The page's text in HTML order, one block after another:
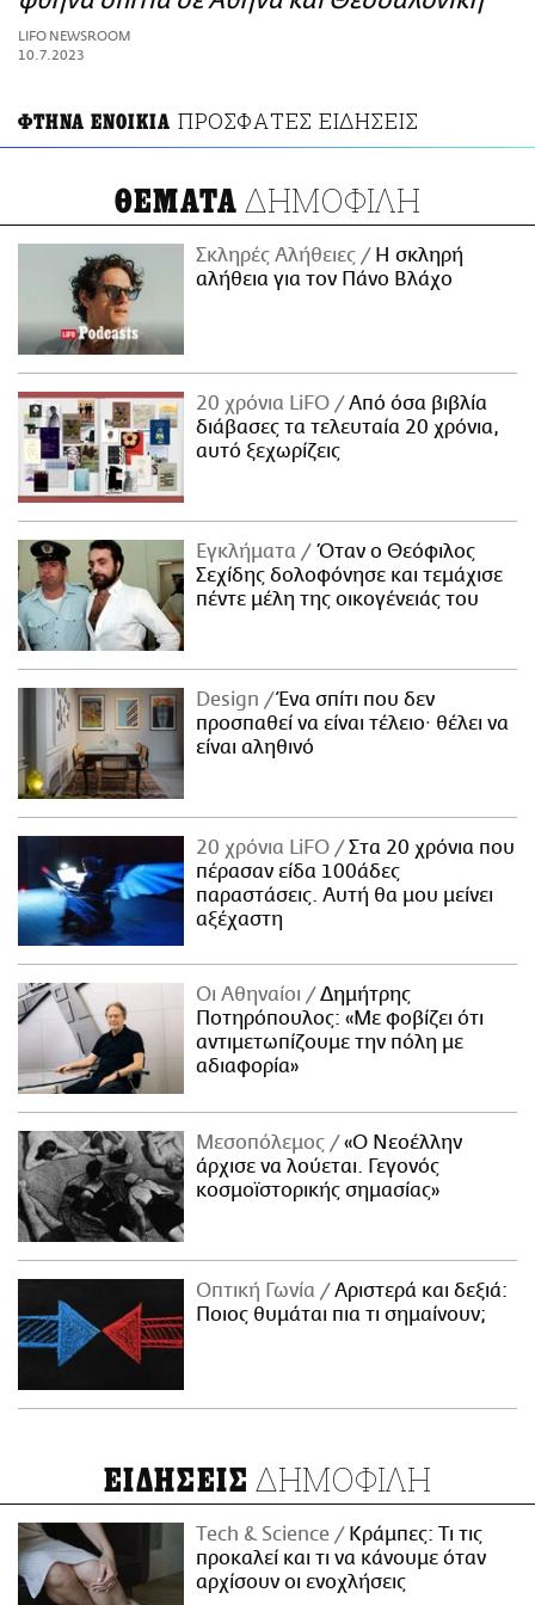
ΑΜΠΑ
PRINT
LIFO NEWSROOM
10.7.2023
ΦΤΗΝΑ ΕΝΟΙΚΙΑ ΠΡΟΣΦΑΤΕΣ ΕΙΔΗΣΕΙΣ
ΘΕΜΑΤΑ ΔΗΜΟΦΙΛΗ
Σκληρές Αλήθειες
H σκληρή
αλήθεια για τον Πάνο Βλάχο
20 χρόνια LiFO
Από όσα βιβλία
διάβασες τα τελευταία 20 χρόνια,
αυτό ξεχωρίζεις
Εγκλήματα
Όταν ο Θεόφιλος
Σεχίδης δολοφόνησε και τεμάχισε
πέντε μέλη της οικογένειάς του
Design
Ένα σπίτι που δεν
προσπαθεί να είναι τέλειο· θέλει να
είναι αληθινό
20 χρόνια LiFO
Στα 20 χρόνια που
πέρασαν είδα 100άδες
παραστάσεις. Αυτή θα μου μείνει
αξέχαστη
Οι Αθηναίοι
Δημήτρης
Ποτηρόπουλος: «Με φοβίζει ότι
αντιμετωπίζουμε την πόλη με
αδιαφορία»
Μεσοπόλεμος
«Ο Νεοέλλην
άρχισε να λούεται. Γεγονός
κοσμοϊστορικής σημασίας»
Οπτική Γωνία
Αριστερά και δεξιά:
Ποιος θυμάται πια τι σημαίνουν;
ΕΙΔΗΣΕΙΣ ΔΗΜΟΦΙΛΗ
Τech & Science
Κράμπες: Τι τις
προκαλεί και τι να κάνουμε όταν
αρχίσουν οι ενοχλήσεις